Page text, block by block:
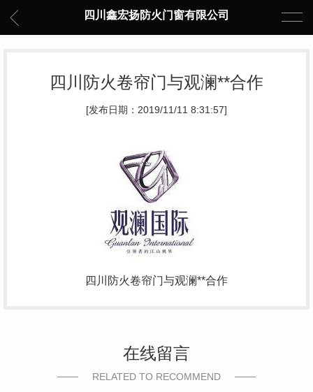
四川鑫宏扬防火门窗有限公司
四川防火卷帘门与观澜**合作
[发布日期：2019/11/11 8:31:57]
四川防火卷帘门与观澜**合作
在线留言
RELATED TO RECOMMEND